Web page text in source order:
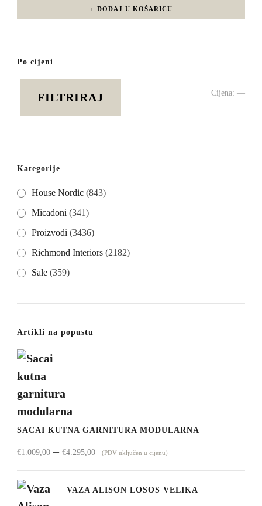
DODAJ U KOŠARICU
Po cijeni
Min
FILTRIRAJ Cijena: —
Kategorije
House Nordic (843)
Micadoni (341)
Proizvodi (3436)
Richmond Interiors (2182)
Sale (359)
Artikli na popustu
SACAI KUTNA GARNITURA MODULARNA
€1.009,00 – €4.295,00Raspon
cijena:
od
(PDV uključen u cijenu)
VAZA ALISON LOSOS VELIKA